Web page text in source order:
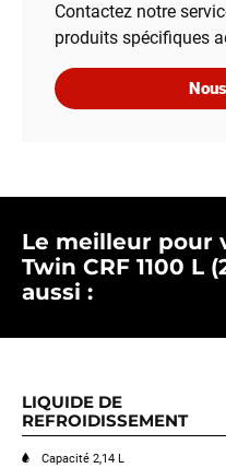
BE FR EN ES
Contactez notre
produits spécifiques
Le meilleur pour
Twin CRF 1100 L
aussi :
LIQUIDE DE
REFROIDISSEMENT
Capacité 2,14 L